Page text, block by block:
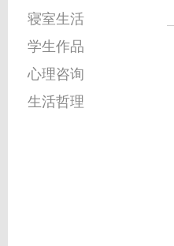
寝室生活
学生作品
心理咨询
生活哲理